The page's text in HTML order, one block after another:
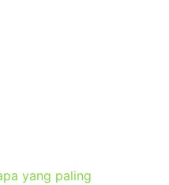
yang paling